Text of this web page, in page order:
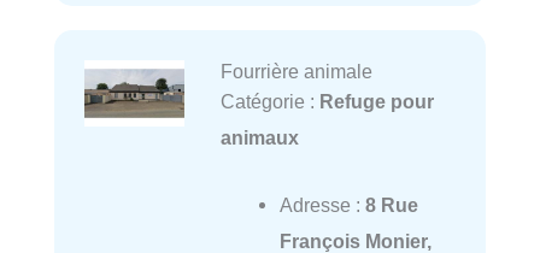
Fourrière animale
Catégorie : Refuge pour
animaux
Adresse : 8 Rue
François Monier,